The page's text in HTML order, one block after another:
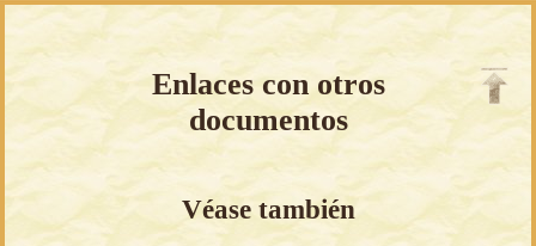
Enlaces con otros
documentos
Véase también